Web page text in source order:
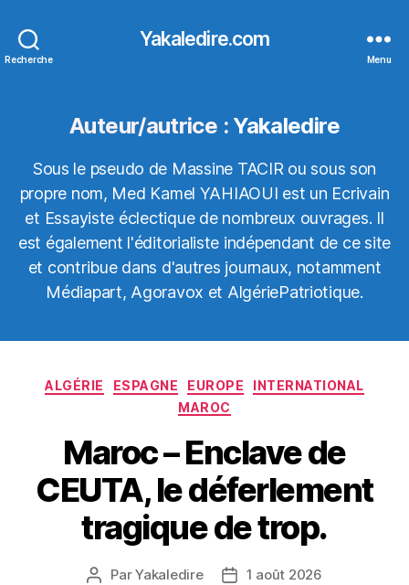
Recherche
Yakaledire.com
Menu
Auteur/autrice :Yakaledire
Sous le pseudo de Massine TACIR ou sous son
propre nom, Med Kamel YAHIAOUI est un Ecrivain
et Essayiste éclectique de nombreux ouvrages. Il
est également l'éditorialiste indépendant de ce site
et contribue dans d'autres journaux, notamment
Médiapart, Agoravox et AlgériePatriotique.
Catégories
ALGÉRIE ESPAGNE EUROPE
INTERNATIONAL
MAROC
Maroc – Enclave de
CEUTA, le déferlement
tragique de trop.
Auteur
ParYakaledire
Date1 août 2026